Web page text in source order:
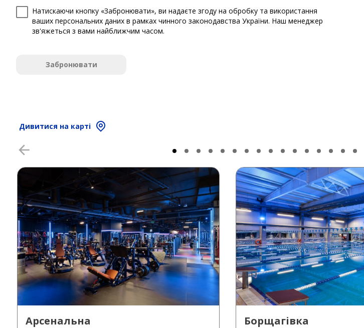
Натискаючи кнопку «Забронювати», ви надаєте згоду на обробку та використання
ваших персональних даних в рамках чинного законодавства України. Наш менеджер
зв'яжеться з вами найближчим часом.
Забронювати
Дивитися на карті
Арсенальна Борщагівка